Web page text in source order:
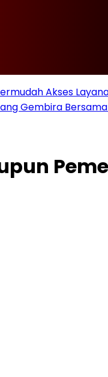
Akses
Gembira